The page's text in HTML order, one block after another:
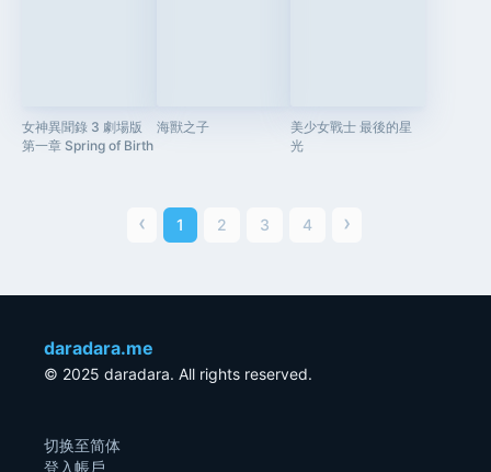
女神異聞錄 3 劇場版
第一章 Spring of Birth
海獸之子
美少女戰士 最後的星
光
‹ 1 2 3 4 ›
daradara.me
© 2025 daradara. All rights reserved.
切换至简体
登入帳戶